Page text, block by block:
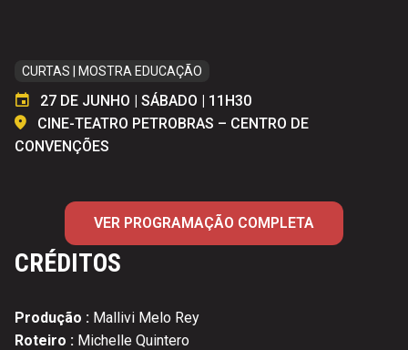
CURTAS | MOSTRA EDUCAÇÃO
27 DE JUNHO | SÁBADO | 11H30
CINE-TEATRO PETROBRAS – CENTRO DE
CONVENÇÕES
VER PROGRAMAÇÃO COMPLETA
CRÉDITOS
Produção : Mallivi Melo Rey
Roteiro : Michelle Quintero